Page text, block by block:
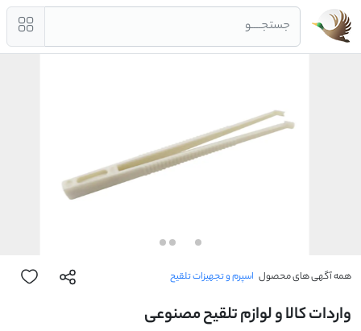
جستجــــو
همه آگهی های محصول اسپرم و تجهیزات تلقیح
واردات کالا و لوازم تلقیح مصنوعی